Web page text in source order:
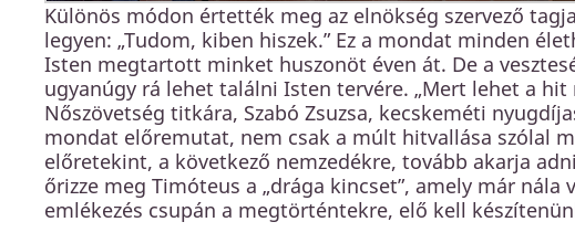
Különös módon értették meg az elnökség szervező
legyen: „Tudom, kiben hiszek.” Ez a mondat minden
Isten megtartott minket huszonöt éven át. De a
ugyanúgy rá lehet találni Isten tervére. „Mert lehet a
Nőszövetség titkára, Szabó Zsuzsa, kecskeméti
mondat előremutat, nem csak a múlt hitvallása szólal
előretekint, a következő nemzedékre, tovább akarja
őrizze meg Timóteus a „drága kincset”, amely már nála
emlékezés csupán a megtörténtekre, elő kell